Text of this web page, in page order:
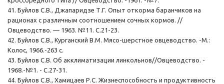
41. Буйлов С.В., Джапаридзе Т.Г. Опыт откорма баранчиков на
рационах с различным соотношением сочных кормов. //
Овцеводство. — 1963. №11. С.21-23.
42. Буйлов С.В., Курганский В.М. Мясо-шерстное овцеводство. -М.:
Колос, 1966.-263 с.
43. Буйлов С.В. Об акклиматизации линкольнов//Овцеводство. -
1968.-№1. - С.27-31.
44. Буйлов С.В., Хамицаев Р.С. Жизнеспособность и продуктивность